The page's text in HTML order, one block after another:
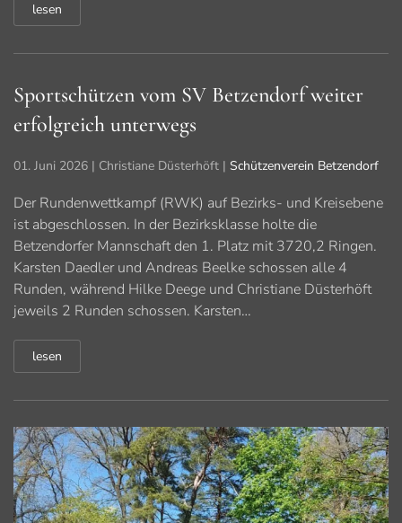
lesen
Sportschützen vom SV Betzendorf weiter
erfolgreich unterwegs
01. Juni 2026 | Christiane Düsterhöft | Schützenverein Betzendorf
Der Rundenwettkampf (RWK) auf Bezirks- und Kreisebene
ist abgeschlossen. In der Bezirksklasse holte die
Betzendorfer Mannschaft den 1. Platz mit 3720,2 Ringen.
Karsten Daedler und Andreas Beelke schossen alle 4
Runden, während Hilke Deege und Christiane Düsterhöft
jeweils 2 Runden schossen. Karsten…
lesen